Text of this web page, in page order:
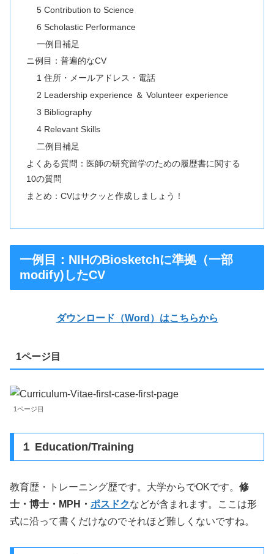
5 Contribution to Science
6 Scholastic Performance
一例目補足
ニ例目：普遍的なCV
1 住所・メールアドレス・電話
2 Leadership experience ＆ Volunteer experience
3 Bibliography
4 Relevant Skills
二例目補足
よくある質問：医師の研究留学のための履歴書に関する
10の質問
まとめ：CVはサクッと作成しましょう！
一例目：NIHのBiosketchに準拠（一部
modify)したCV
ダウンロード（Word）はこちらから
1ページ目
1ページ目
１ Education/Training
教育歴・トレーニング歴です。大学からでOKです。 修
士・博士・MPH・ ポスドクなどが含まれます。ここは形
式に沿って書くだけなのでそれほど難しくないですね。